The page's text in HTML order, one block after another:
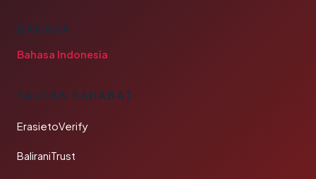
BAHASA
Bahasa Indonesia
TAUTAN SAHABAT
ErasietoVerify
BaliraniTrust